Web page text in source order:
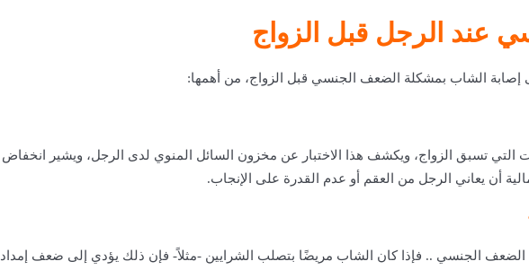
عند الرجل قبل الزواج
إصابة الشاب بمشكلة الضعف الجنسي قبل الزواج، من أهمها:
التي تسبق الزواج، ويكشف هذا الاختبار عن مخزون السائل المنوي لدى الرجل، ويشير انخفاض
أن يعاني الرجل من العقم أو عدم القدرة على الإنجاب.
الضعف الجنسي .. فإذا كان الشاب مريضًا بتصلب الشرايين -مثلاً- فإن ذلك يؤدي إلى ضعف إمداد